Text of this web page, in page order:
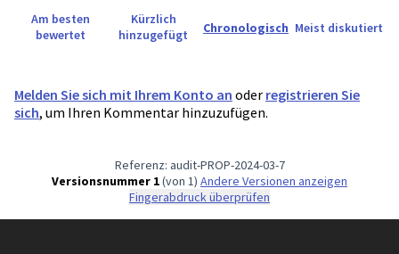
Am besten
bewertet
Kürzlich
hinzugefügt
Chronologisch Meist diskutiert
Melden Sie sich mit Ihrem Konto an oder registrieren Sie
sich, um Ihren Kommentar hinzuzufügen.
Referenz: audit-PROP-2024-03-7
Versionsnummer 1(von 1)
Andere Versionen anzeigen
Fingerabdruck überprüfen